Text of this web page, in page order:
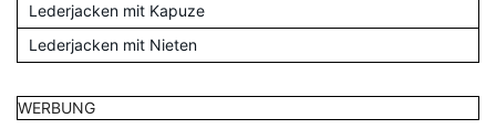
Lederjacken mit Kapuze
Lederjacken mit Nieten
WERBUNG